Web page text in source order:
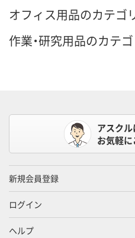
オフィス用品のカテゴ
作業・研究用品のカテ
アスク
お気軽に
新規会員登録
ログイン
ヘルプ